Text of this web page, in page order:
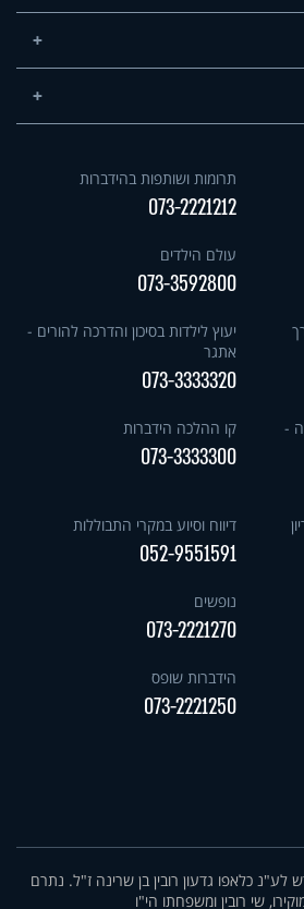
תרומות ושותפות בהידברות
073-2221212
עולם הילדים
073-3592800
יעוץ לילדות בסיכון והדרכה להורים -
אתגר
073-3333320
-
קו ההלכה הידברות
073-3333300
דיווח וסיוע במקרי התבוללות
052-9551591
נופשים
073-2221270
הידברות שופס
073-2221250
כלאפו גדעון רובין בן שרינה ז"ל. נתרם
שי רובין ומשפחתו הי"ו